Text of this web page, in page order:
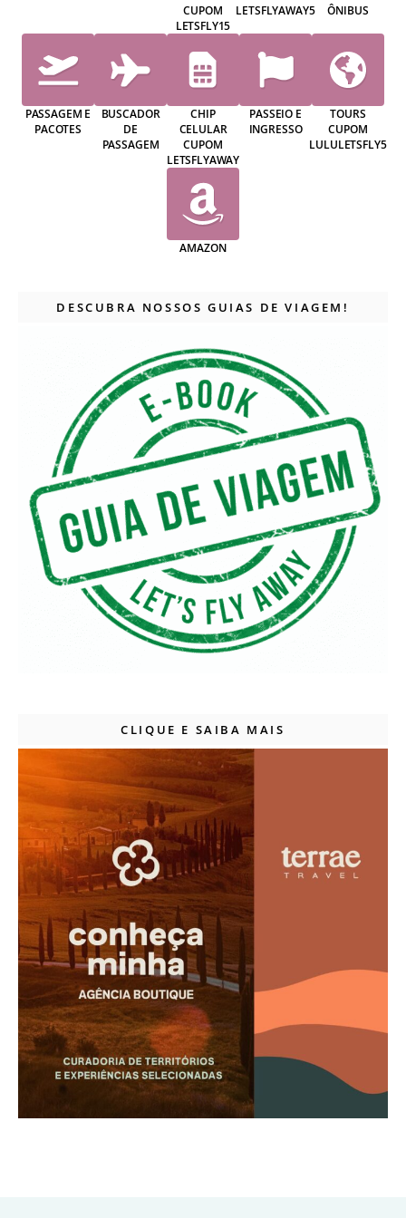
CUPOM
LETSFLY15
LETSFLYAWAY5
ÔNIBUS
PASSAGEM E
PACOTES
BUSCADOR
DE
PASSAGEM
CHIP
CELULAR
CUPOM
LETSFLYAWAY
PASSEIO E
INGRESSO
TOURS
CUPOM
LULULETSFLY5
AMAZON
DESCUBRA NOSSOS GUIAS DE VIAGEM!
CLIQUE E SAIBA MAIS